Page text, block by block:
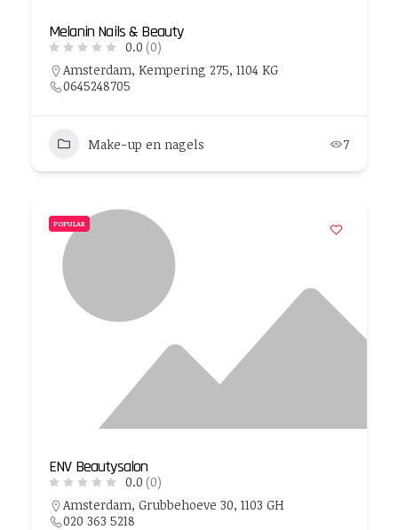
Melanin Nails & Beauty
0.0 (0)
Amsterdam, Kempering 275, 1104 KG
0645248705
Make-up en nagels 7
POPULAR
ENV Beautysalon
0.0 (0)
Amsterdam, Grubbehoeve 30, 1103 GH
020 363 5218